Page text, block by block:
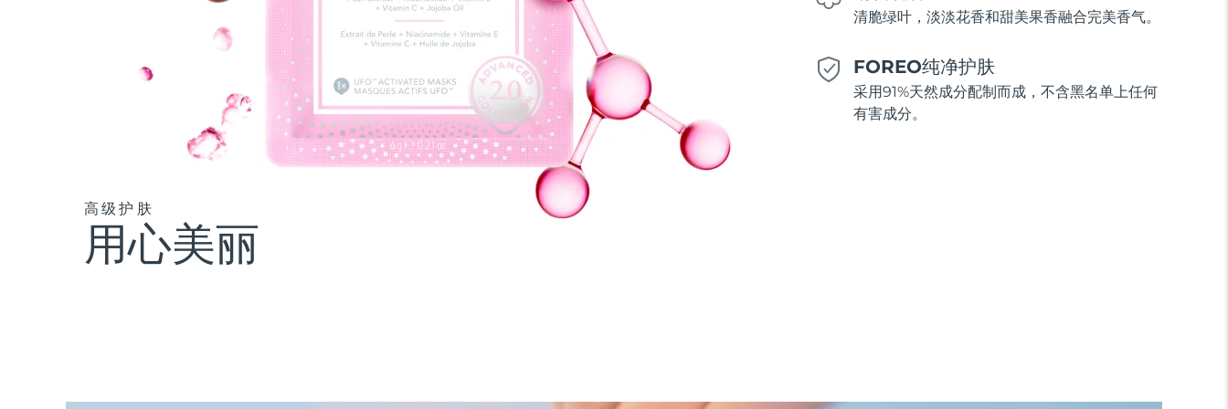
高级护肤
用心美丽
清脆绿叶，淡淡花香和甜美果香融合完美香气。
FOREO纯净护肤
采用91%天然成分配制而成，不含黑名单上任何
有害成分。